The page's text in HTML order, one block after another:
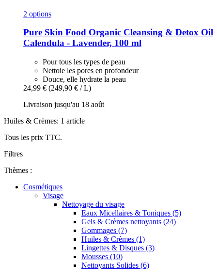
2 options
Pure Skin Food Organic Cleansing & Detox Oil
Calendula -​ Lavender, 100 ml
Pour tous les types de peau
Nettoie les pores en profondeur
Douce, elle hydrate la peau
24,99 € (249,90 € / L)
Livraison jusqu'au 18 août
Huiles & Crèmes: 1 article
Tous les prix TTC.
Filtres
Thèmes :
Cosmétiques
Visage
Nettoyage du visage
Eaux Micellaires & Toniques (5)
Gels & Crèmes nettoyants (24)
Gommages (7)
Huiles & Crèmes (1)
Lingettes & Disques (3)
Mousses (10)
Nettoyants Solides (6)